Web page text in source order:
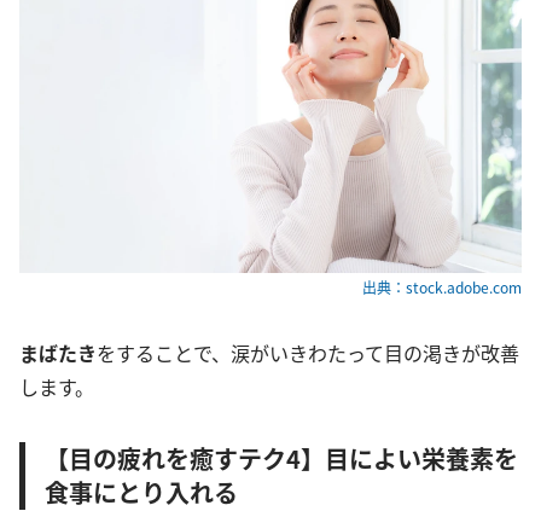
出典：stock.adobe.com
まばたきをすることで、涙がいきわたって目の渇きが改善
します。
【目の疲れを癒すテク4】目によい栄養素を
食事にとり入れる